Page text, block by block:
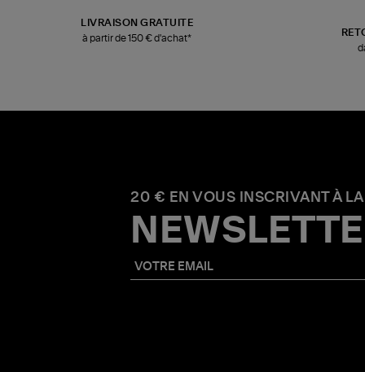
LIVRAISON GRATUITE
à partir de 150 € d'achat*
20 € EN VOUS INSCRIVANT À LA